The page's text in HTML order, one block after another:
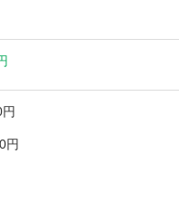
円